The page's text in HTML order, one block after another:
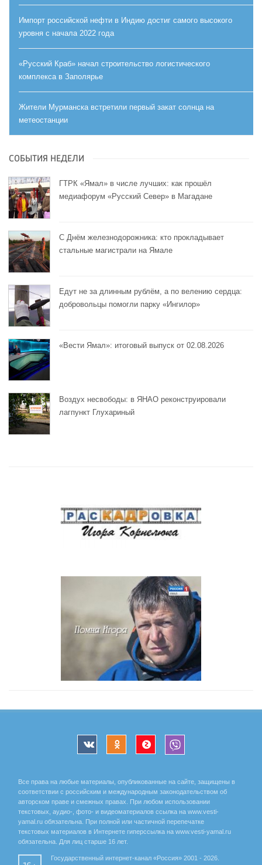
Импорт российской нефти в Индию достиг самого высокого
уровня с начала 2022 года
«Русский Краб» начал строительство логистического
комплекса в Заполярье
Жители Мурманска встретили первый закат солнца на
метеостанции
СОБЫТИЯ НЕДЕЛИ
ГТРК «Ямал» в числе лучших: как прошёл
медиафорум «Русский Север» в Магадане
С Днём железнодорожника: кто прокладывает
стальные магистрали на Ямале
Едут не за длинным рублём, а по велению сердца:
добровольцы помогли парку «Ингилор»
«Вести Ямал»: итоговый выпуск от 02.08.2026
Воздух несвободы: в ЯНАО реконструировали
лагпункт Глухариный
Все права на любые материалы, опубликованные на сайте, защищены в
соответствии с российским и международным законодательством об
авторском праве и смежных правах. При любом использовании
текстовых, аудио-, фото- и видеоматериалов ссылка на www.vesti-
yamal.ru обязательна. При полной или частичной перепечатке
текстовых материалов в Интернете гиперссылка на www.vesti-yamal.ru
обязательна. Для лиц старше 16 лет.
Государственный интернет-канал «Россия» 2001 - 2026.